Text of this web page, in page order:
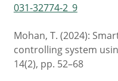
031-32774-2_9
Mohan, T. (2024):
controlling system
14(2), pp. 52–68